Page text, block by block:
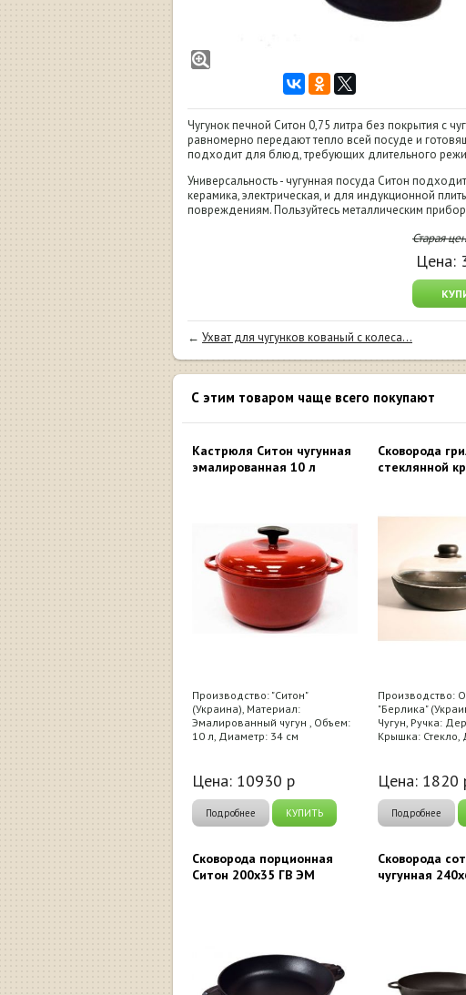
Чугунок печной Ситон 0,75 литра без покрытия с
равномерно передают тепло всей посуде и
подходит для блюд, требующих длительного
Универсальность - чугунная посуда Ситон
керамика, электрическая, и для индукционной
повреждениям. Пользуйтесь металлическим
Старая
Цена:
← Ухват для чугунков кованый c колеса...
С этим товаром чаще всего покупают
Кастрюля Ситон чугунная
эмалированная 10 л
Производство: "Ситон"
(Украина), Материал:
Эмалированный чугун , Объем:
10 л, Диаметр: 34 см
Цена: 10930 р
Подробнее КУПИТЬ
Сковорода
стеклянной
Производство:
"Берлика"
Чугун, Ручка:
Крышка: Стекло,
Цена: 1820
Подробнее
Сковорода порционная
Ситон 200x35 ГВ ЭМ
Сковорода
чугунная